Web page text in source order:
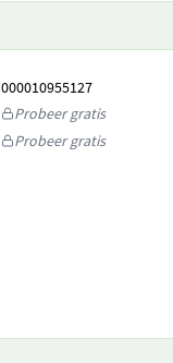
000010955127
Probeer gratis
Probeer gratis